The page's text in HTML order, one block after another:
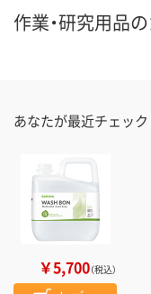
作業・研究用品
あなたが最近チェッ
￥5,700（税込）